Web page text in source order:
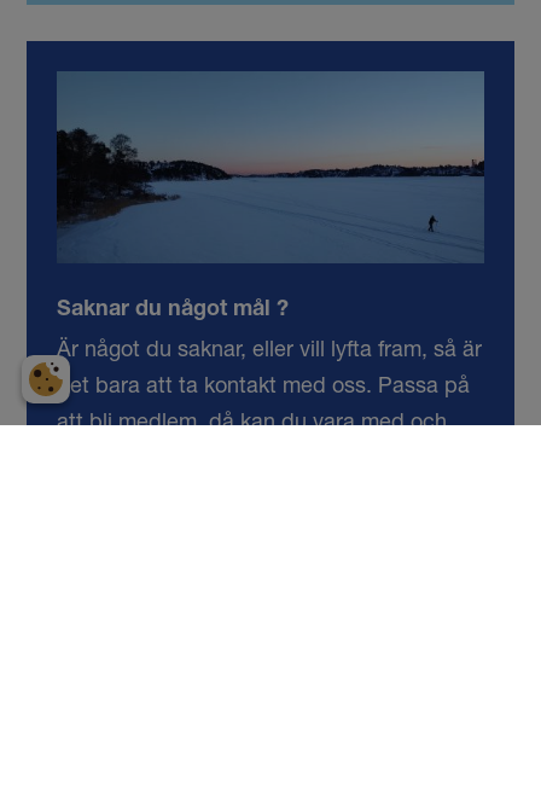
Saknar du något mål ?
Är något du saknar, eller vill lyfta fram, så är
det bara att ta kontakt med oss. Passa på
att bli medlem, då kan du vara med och